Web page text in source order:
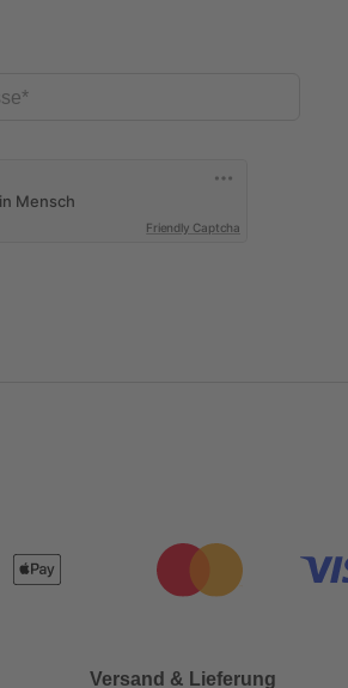
Friendly Captcha
Versand & Lieferung